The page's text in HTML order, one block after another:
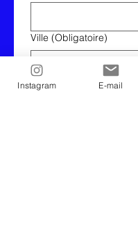
Ville (Obligatoire)
Code Postal (Obligatoire)
Instagram E-mail